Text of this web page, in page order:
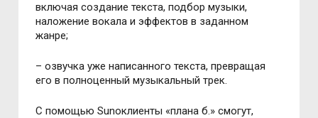
включая создание текста, подбор музыки,
наложение вокала и эффектов в заданном
жанре;
– озвучка уже написанного текста, превращая
его в полноценный музыкальный трек.
С помощью Sunoклиенты «плана б.» смогут,